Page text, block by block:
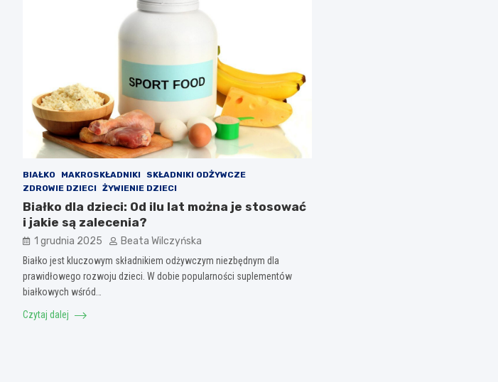
BIAŁKO MAKROSKŁADNIKI
SKŁADNIKI ODŻYWCZE
ZDROWIE DZIECI
ŻYWIENIE DZIECI
Białko dla dzieci: Od ilu lat można je stosować
i jakie są zalecenia?
1 grudnia 2025 Beata Wilczyńska
Białko jest kluczowym składnikiem odżywczym niezbędnym dla
prawidłowego rozwoju dzieci. W dobie popularności suplementów
białkowych wśród…
Czytaj dalej